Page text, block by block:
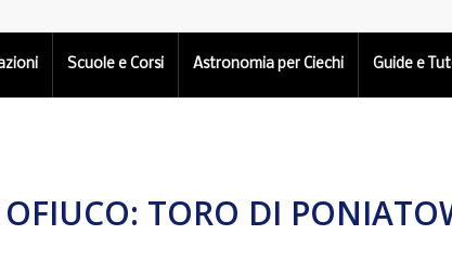
Scuole e Corsi Astronomia per Ciechi Guide e
OFIUCO: TORO DI